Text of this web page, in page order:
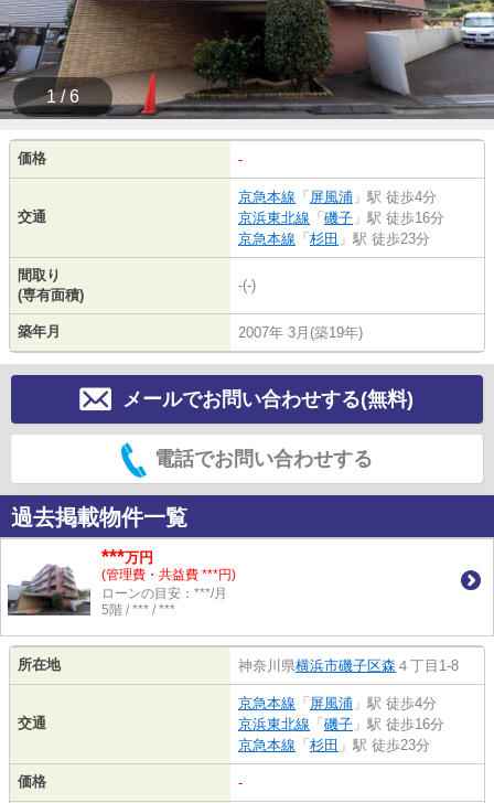
1 / 6
価格 -
交通
京急本線 「 屏風浦 」駅 徒歩4分
京浜東北線 「 磯子 」駅 徒歩16分
京急本線 「 杉田 」駅 徒歩23分
間取り
(専有面積)
-(-)
築年月 2007年 3月(築19年)
メールでお問い合わせする(無料)
電話でお問い合わせする
過去掲載物件一覧
***万円
(管理費・共益費 ***円)
ローンの目安：***/月
5階 / *** / ***
所在地 神奈川県横浜市磯子区森 ４丁目1-8
交通
京急本線 「 屏風浦 」駅 徒歩4分
京浜東北線 「 磯子 」駅 徒歩16分
京急本線 「 杉田 」駅 徒歩23分
価格 -